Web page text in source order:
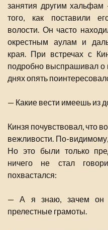
занятия другим
того, как поставили
волости. Он часто
окрестным аулам и
края. При встречах с
подробно выспрашивал о
днях опять
— Какие вести имеешь из
Кинзя почувствовал, что
вежливости. По-
Но это были только
ничего не стал
похвастался:
— А я знаю, зачем он
прелестные грамоты.